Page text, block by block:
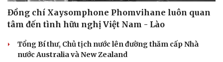
Đồng chí Xaysomphone Phomvihane luôn quan
tâm đến tình hữu nghị Việt Nam - Lào
Tổng Bí thư, Chủ tịch nước lên đường thăm cấp Nhà
nước Australia và New Zealand